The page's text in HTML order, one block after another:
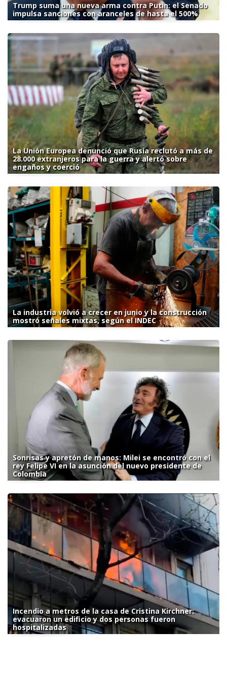
Trump suma una nueva arma contra Putin: el Senado
impulsa sanciones con aranceles de hasta el 500%
La Unión Europea denunció que Rusia reclutó a más de
28.000 extranjeros para la guerra y alertó sobre
engaños y coerció
La industria volvió a crecer en junio y la construcción
mostró señales mixtas, según el INDEC
Sonrisas y apretón de manos: Milei se encontró con el
rey Felipe VI en la asunción del nuevo presidente de
Colombia
Incendio a metros de la casa de Cristina Kirchner:
evacuaron un edificio y dos personas fueron
hospitalizadas